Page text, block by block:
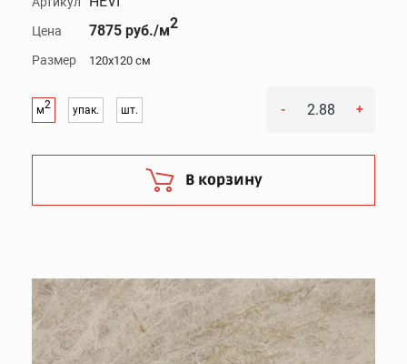
Цена 7875 руб./м2
Размер 120x120 см
м2 упак. шт. - +
В корзину